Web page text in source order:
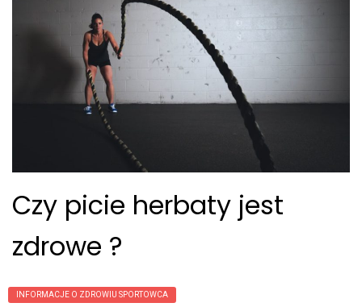
Czy picie herbaty jest
zdrowe ?
INFORMACJE O ZDROWIU SPORTOWCA